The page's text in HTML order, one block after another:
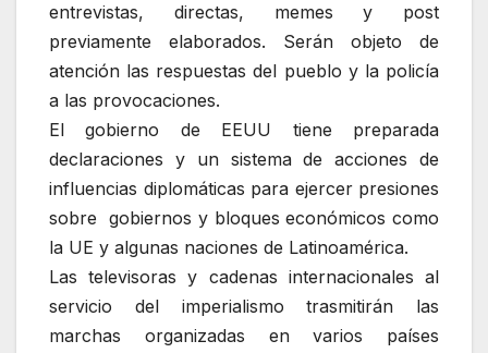
entrevistas, directas, memes y post
previamente elaborados. Serán objeto de
atención las respuestas del pueblo y la policía
a las provocaciones.
El gobierno de EEUU tiene preparada
declaraciones y un sistema de acciones de
influencias diplomáticas para ejercer presiones
sobre gobiernos y bloques económicos como
la UE y algunas naciones de Latinoamérica.
Las televisoras y cadenas internacionales al
servicio del imperialismo trasmitirán las
marchas organizadas en varios países